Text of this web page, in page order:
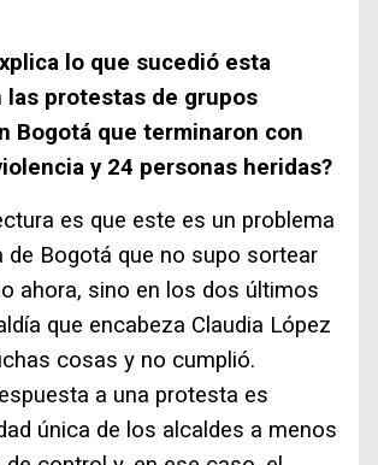
lo que sucedió esta
las protestas de grupos
Bogotá que terminaron con
y 24 personas heridas?
es que este es un problema
de Bogotá que no supo sortear
ahora, sino en los dos últimos
que encabeza Claudia López
cosas y no cumplió.
a una protesta es
única de los alcaldes a menos